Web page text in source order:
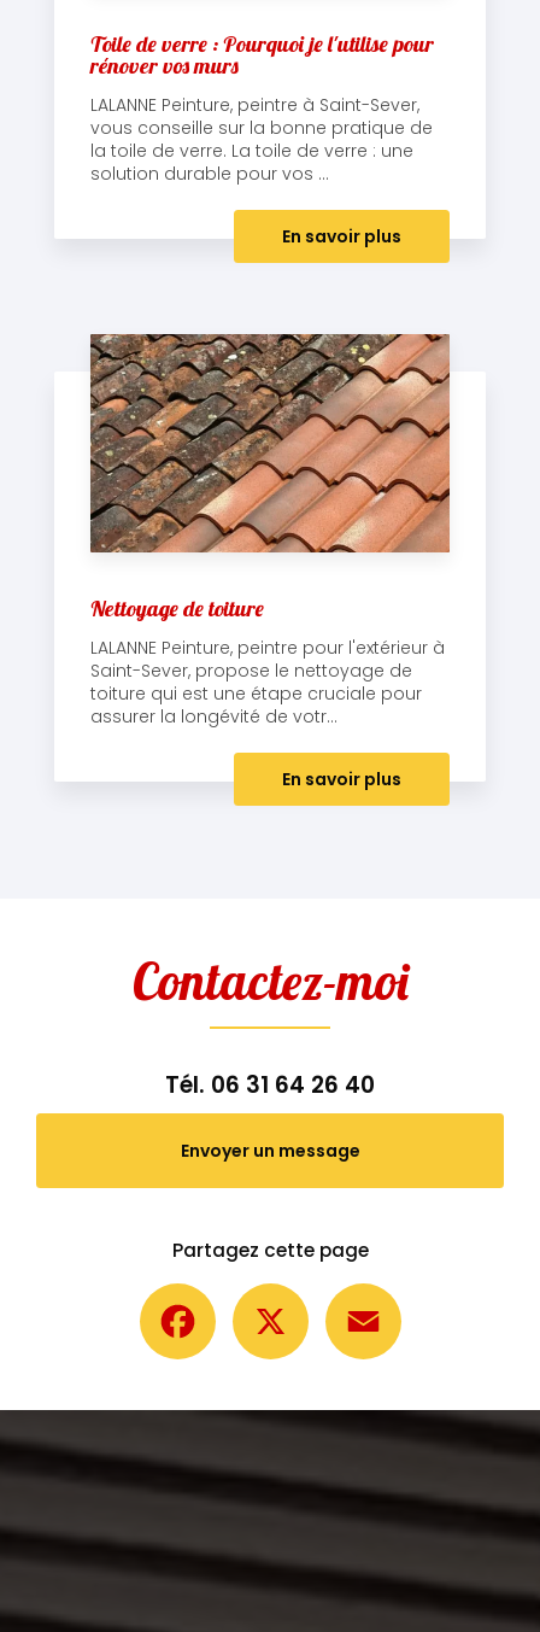
Toile de verre : Pourquoi je l'utilise pour
rénover vos murs
LALANNE Peinture, peintre à Saint-Sever,
vous conseille sur la bonne pratique de
la toile de verre. La toile de verre : une
solution durable pour vos ...
En savoir plus
Nettoyage de toiture
LALANNE Peinture, peintre pour l'extérieur à
Saint-Sever, propose le nettoyage de
toiture qui est une étape cruciale pour
assurer la longévité de votr...
En savoir plus
Contactez-moi
Tél. 06 31 64 26 40
Envoyer un message
Partagez cette page
Facebook